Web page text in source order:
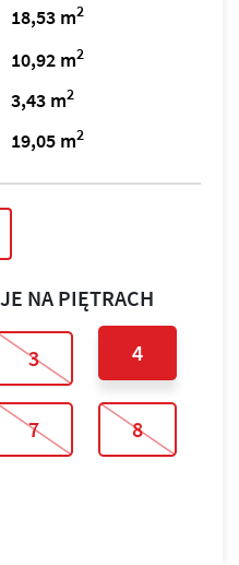
18,53 m2
10,92 m2
3,43 m2
19,05 m2
NA PIĘTRACH
3 4
7 8